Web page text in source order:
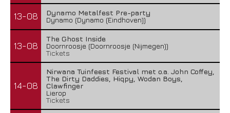
13-08
Dynamo Metalfest Pre-party
Dynamo (Dynamo (Eindhoven))
13-08
The Ghost Inside
Doornroosje (Doornroosje (Nijmegen))
Tickets
14-08
Nirwana Tuinfeest Festival met o.a. John Coffey,
The Dirty Daddies, Hiqpy, Wodan Boys,
Clawfinger
Lierop
Tickets